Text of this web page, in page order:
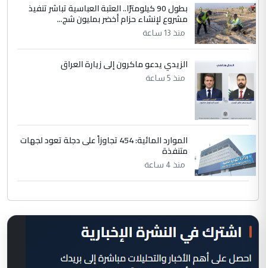
بطول 90 كيلومترًا.. العتبة العباسية تباشر تنفيذ
مشروع لإنشاء حزام أخضر بمليون شج...
منذ 13 ساعة
الزيدي يدعو ماكرون إلى زيارة العراق
منذ 5 ساعة
الموارد المائية: 454 تجاوزاً على دجلة تعود لجهات
متنفذة
منذ 4 ساعة